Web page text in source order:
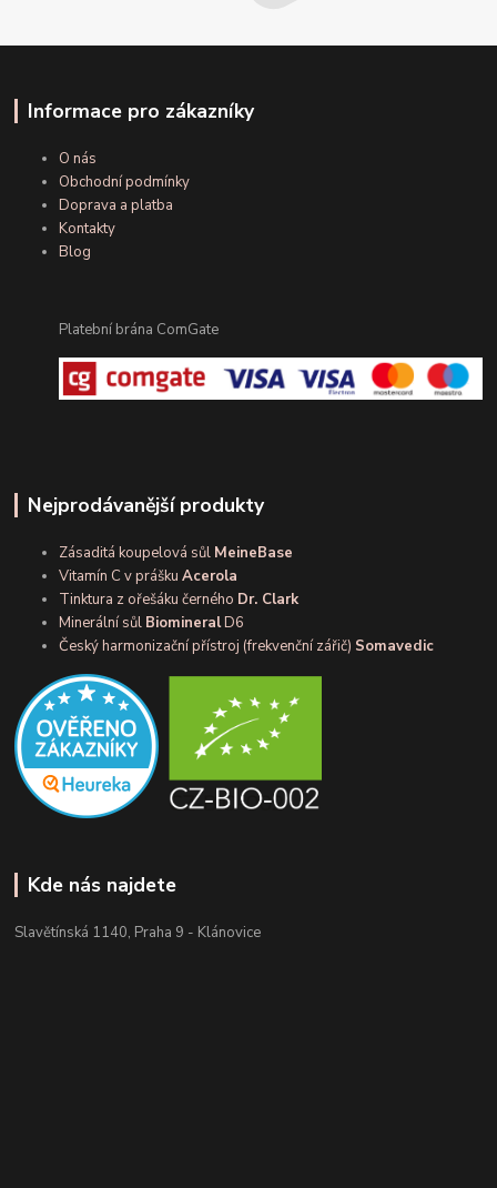
Informace pro zákazníky
O nás
Obchodní podmínky
Doprava a platba
Kontakty
Blog
Platební brána ComGate
Nejprodávanější produkty
Zásaditá koupelová sůl MeineBase
Vitamín C v práškuAcerola
Tinktura z ořešáku černého Dr. Clark
Minerální sůl BiomineralD6
Český harmonizační přístroj (frekvenční zářič) Somavedic
Kde nás najdete
Slavětínská 1140, Praha 9 - Klánovice